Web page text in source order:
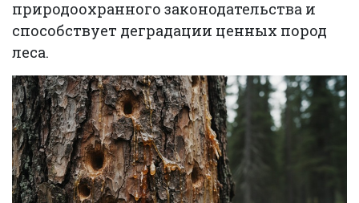
природоохранного законодательства и
способствует деградации ценных пород
леса.